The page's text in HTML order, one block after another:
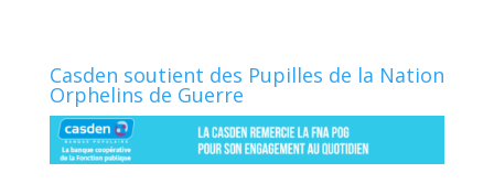
Casden soutient des Pupilles de la Nation
Orphelins de Guerre